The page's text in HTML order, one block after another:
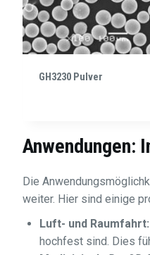
GH3230 Pulver
Anwendungen:
Die
weiter. Hier sind einige
Luft- und Raumfahrt:
hochfest sind. Dies